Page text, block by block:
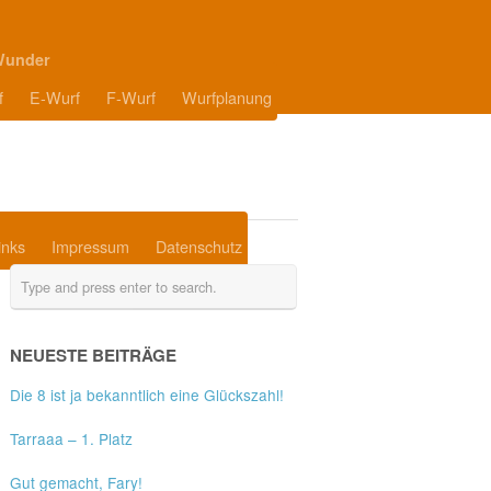
E-Wurf F-Wurf Wurfplanung
Impressum Datenschutz
NEUESTE BEITRÄGE
Die 8 ist ja bekanntlich eine Glückszahl!
Tarraaa – 1. Platz
Gut gemacht, Fary!